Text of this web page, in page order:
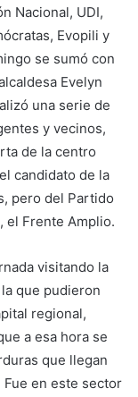
Nacional, UDI,
Evopili y
se sumó con
Evelyn
una serie de
y vecinos,
de la centro
candidato de la
pero del Partido
el Frente Amplio.
visitando la
que pudieron
regional,
a esa hora se
que llegan
en este sector